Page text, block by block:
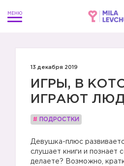
13 декабря 2019
ИГРЫ, В
ИГРАЮТ
# ПОДРОСТКИ
Девушка-плюс
слушает книги и познает
делаете? Возможно,